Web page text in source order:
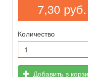
7,30 руб.
Количество
Добавить в